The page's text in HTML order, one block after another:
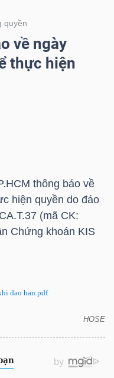
quyền
về ngày
thực hiện
thông báo về
hiện quyền do đáo
(mã CK:
Chứng khoán KIS
dao han.pdf
HOSE